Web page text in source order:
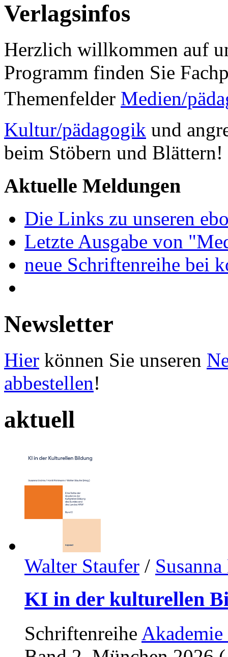
Verlagsinfos
Herzlich willkommen auf
Programm finden Sie
Themenfelder Medien/
Kultur/pädagogik und
beim Stöbern und Blättern!
Aktuelle Meldungen
Die Links zu unseren
Letzte Ausgabe von
neue Schriftenreihe bei
Newsletter
Hier können Sie unseren
abbestellen!
aktuell
Walter Staufer /
KI in der kulturellen
Schriftenreihe